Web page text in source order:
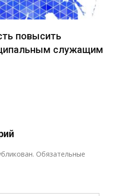
повысить
служащим
Обязательные